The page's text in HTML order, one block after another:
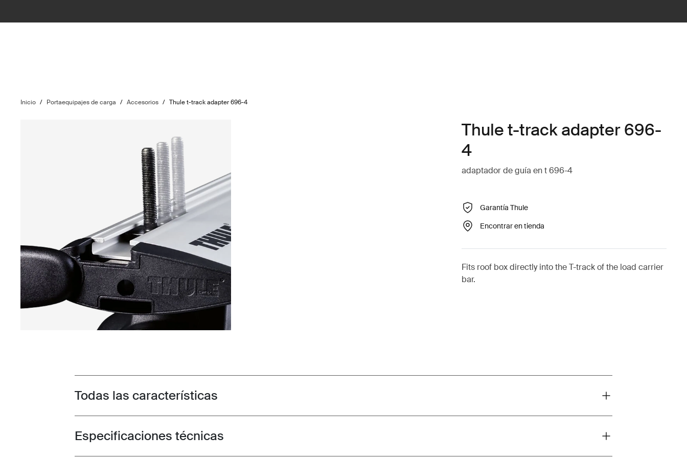
Inicio / Portaequipajes de carga / Accesorios / Thule t-track adapter 696-4
Thule t-track adapter 696-
4
adaptador de guía en t 696-4
Garantía Thule
Encontrar en tienda
Fits roof box directly into the T-track of the load carrier
bar.
Toggle features
Todas las características
Toggle techspec
Especificaciones técnicas